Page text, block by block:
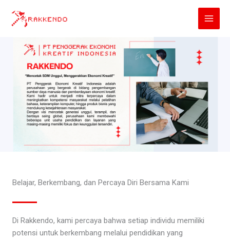
Belajar, Berkembang, dan Percaya Diri Bersama Kami
Di Rakkendo, kami percaya bahwa setiap individu memiliki
potensi untuk berkembang melalui pendidikan yang